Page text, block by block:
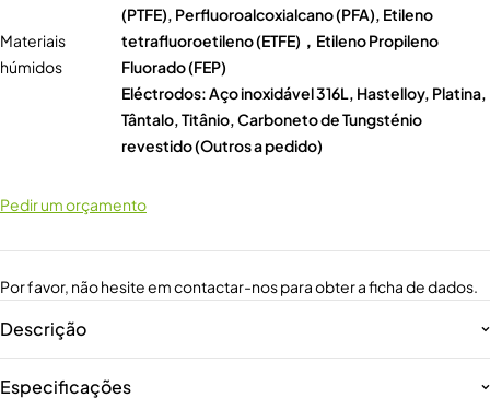
Materiais
húmidos
(PTFE), Perfluoroalcoxialcano (PFA), Etileno
tetrafluoroetileno (ETFE)，Etileno Propileno
Fluorado (FEP)
Eléctrodos: Aço inoxidável 316L, Hastelloy, Platina,
Tântalo, Titânio, Carboneto de Tungsténio
revestido (Outros a pedido)
Pedir um orçamento
Por favor, não hesite em contactar-nos para obter a ficha de dados.
Descrição
Especificações